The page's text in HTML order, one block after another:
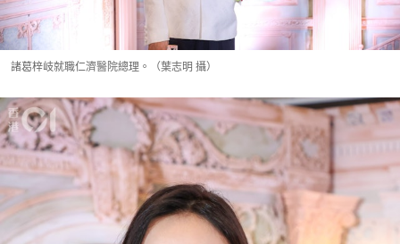
諸葛梓岐就職仁濟醫院總理。（葉志明 攝）